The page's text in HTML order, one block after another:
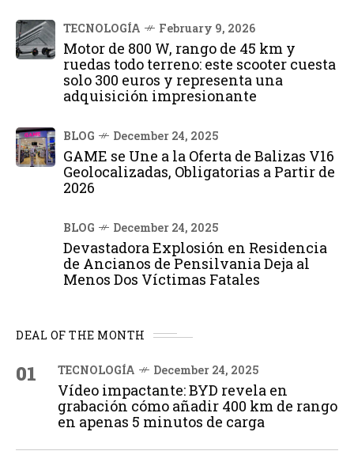
TECNOLOGÍA February 9, 2026
Motor de 800 W, rango de 45 km y
ruedas todo terreno: este scooter cuesta
solo 300 euros y representa una
adquisición impresionante
BLOG December 24, 2025
GAME se Une a la Oferta de Balizas V16
Geolocalizadas, Obligatorias a Partir de
2026
BLOG December 24, 2025
Devastadora Explosión en Residencia
de Ancianos de Pensilvania Deja al
Menos Dos Víctimas Fatales
DEAL OF THE MONTH
01 TECNOLOGÍA December 24, 2025
Vídeo impactante: BYD revela en
grabación cómo añadir 400 km de rango
en apenas 5 minutos de carga